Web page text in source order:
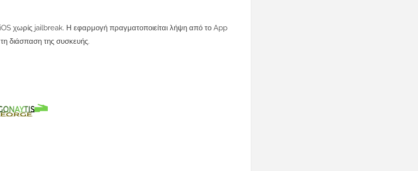
χωρίς jailbreak. Η εφαρμογή πραγματοποιείται λήψη από το App
διάσπαση της συσκευής.